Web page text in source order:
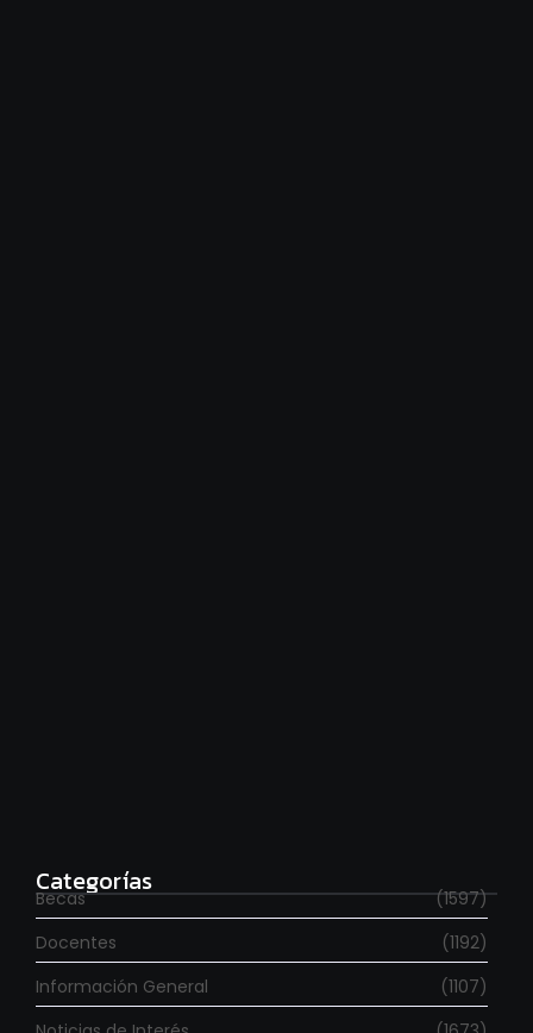
Categorías
Becas
(1597)
Docentes
(1192)
Información General
(1107)